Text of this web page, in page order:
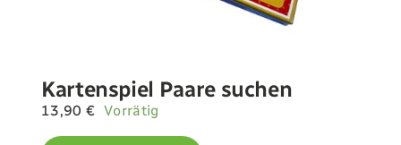
Kartenspiel Paare suchen
13,90 € Vorrätig